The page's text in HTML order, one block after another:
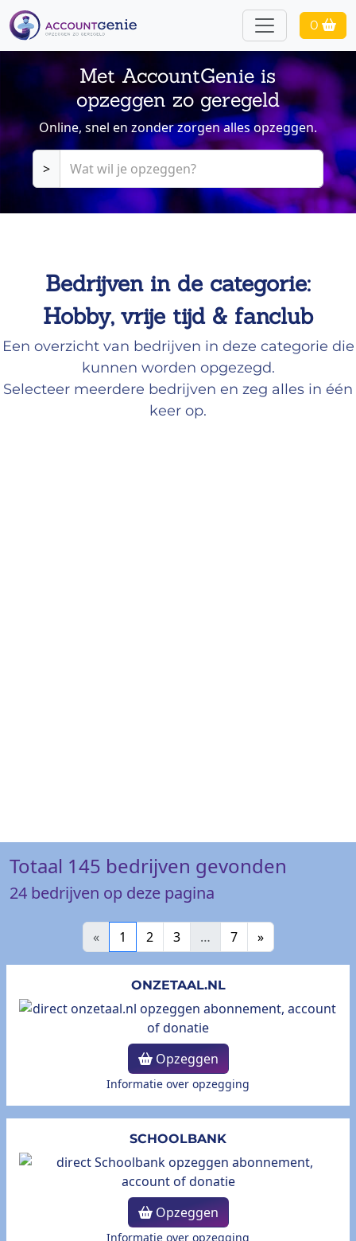
0
Met AccountGenie is
opzeggen zo geregeld
Online, snel en zonder zorgen alles opzeggen.
>
Bedrijven in de categorie:
Hobby, vrije tijd & fanclub
Een overzicht van bedrijven in deze categorie die
kunnen worden opgezegd.
Selecteer meerdere bedrijven en zeg alles in één
keer op.
Totaal 145 bedrijven gevonden
24 bedrijven op deze pagina
« 1 2 3 … 7 »
ONZETAAL.NL
Opzeggen
Informatie over opzegging
SCHOOLBANK
Opzeggen
Informatie over opzegging